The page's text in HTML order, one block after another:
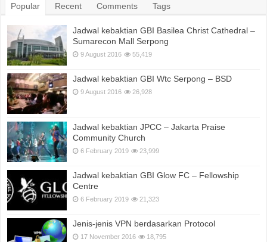
Popular Recent Comments Tags
Jadwal kebaktian GBI Basilea Christ Cathedral –
Sumarecon Mall Serpong
9 August 2016 55,419
Jadwal kebaktian GBI Wtc Serpong – BSD
9 August 2016 26,928
Jadwal kebaktian JPCC – Jakarta Praise
Community Church
6 February 2019 23,999
Jadwal kebaktian GBI Glow FC – Fellowship
Centre
6 February 2019 21,323
Jenis-jenis VPN berdasarkan Protocol
17 November 2016 18,795